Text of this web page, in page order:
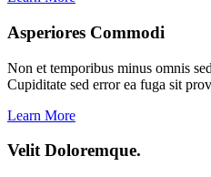
Asperiores Commodi
Non et temporibus minus omnis
Cupiditate sed error ea fuga sit
Learn More
Velit Doloremque.